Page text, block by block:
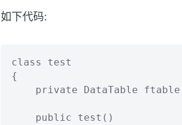
如下代码:
class test
{
private DataTable
    public test()